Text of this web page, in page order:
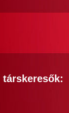
társkeresők: